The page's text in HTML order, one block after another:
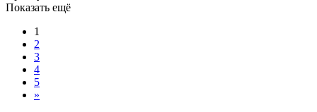
Показать ещё
1
2
3
4
5
»